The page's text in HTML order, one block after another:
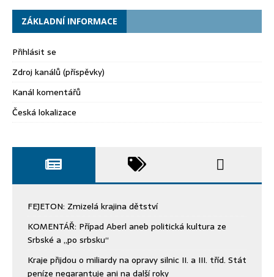
ZÁKLADNÍ INFORMACE
Přihlásit se
Zdroj kanálů (příspěvky)
Kanál komentářů
Česká lokalizace
FEJETON: Zmizelá krajina dětství
KOMENTÁŘ: Případ Aberl aneb politická kultura ze
Srbské a „po srbsku“
Kraje přijdou o miliardy na opravy silnic II. a III. tříd. Stát
peníze negarantuje ani na další roky